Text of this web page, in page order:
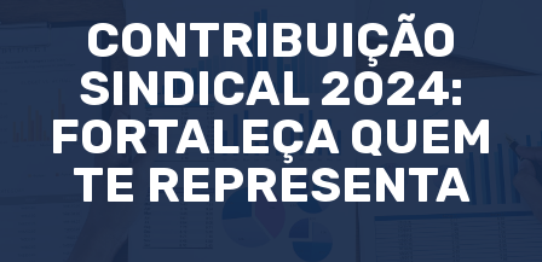
CONTRIBUIÇÃO
SINDICAL 2024:
FORTALEÇA QUEM
TE REPRESENTA